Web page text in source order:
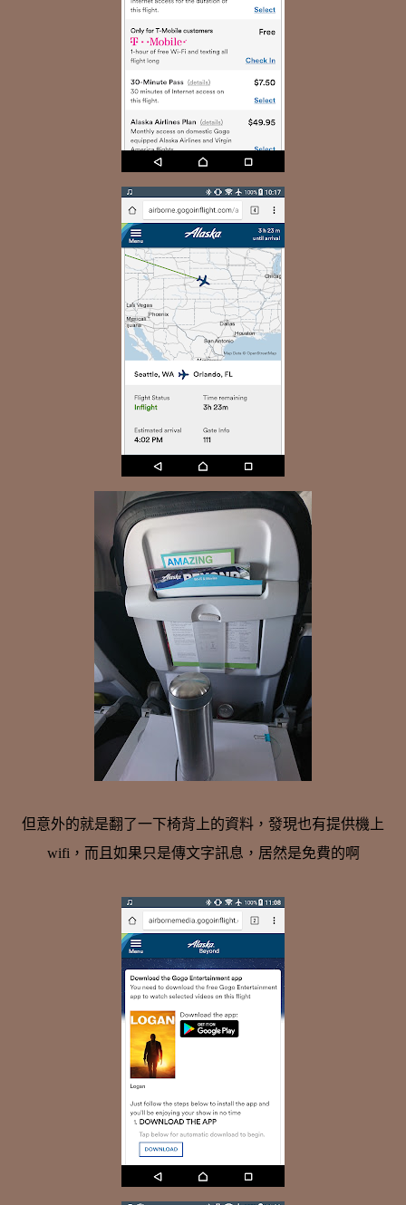
但意外的就是翻了一下椅背上的資料，發現也有提供機上
wifi，而且如果只是傳文字訊息，居然是免費的啊